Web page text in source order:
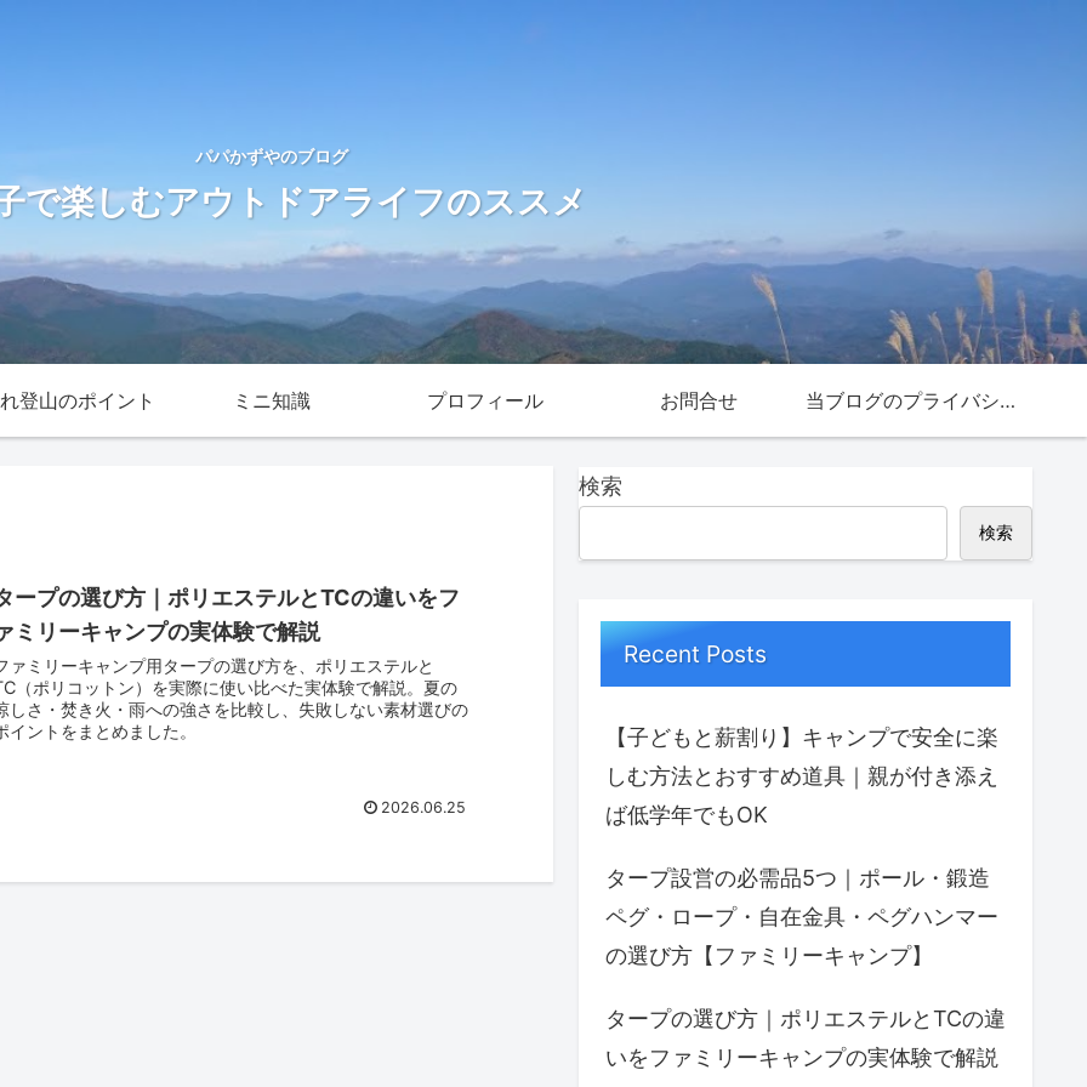
パパかずやのブログ
で楽しむアウトドアライフのススメ
登山のポイント ミニ知識 プロフィール お問合せ 当ブログのプライバシー
ープの選び方｜ポリエステルとTCの違いをフ
ミリーキャンプの実体験で解説
ァミリーキャンプ用タープの選び方を、ポリエステルと
（ポリコットン）を実際に使い比べた実体験で解説。夏の
しさ・焚き火・雨への強さを比較し、失敗しない素材選びの
イントをまとめました。
2026.06.25
検索
検索
Recent Posts
【子どもと薪割り】キャンプで安全に楽
しむ方法とおすすめ道具｜親が付き添え
ば低学年でもOK
タープ設営の必需品5つ｜ポール・鍛造
ペグ・ロープ・自在金具・ペグハンマー
の選び方【ファミリーキャンプ】
タープの選び方｜ポリエステルとTCの違
いをファミリーキャンプの実体験で解説